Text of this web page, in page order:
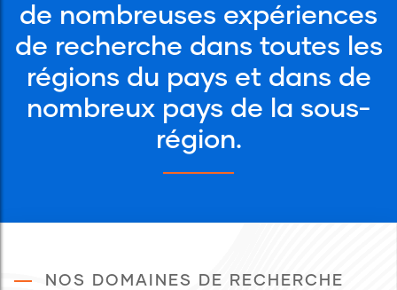
de nombreuses expériences
de recherche dans toutes les
régions du pays et dans de
nombreux pays de la sous-
région.
NOS DOMAINES DE RECHERCHE